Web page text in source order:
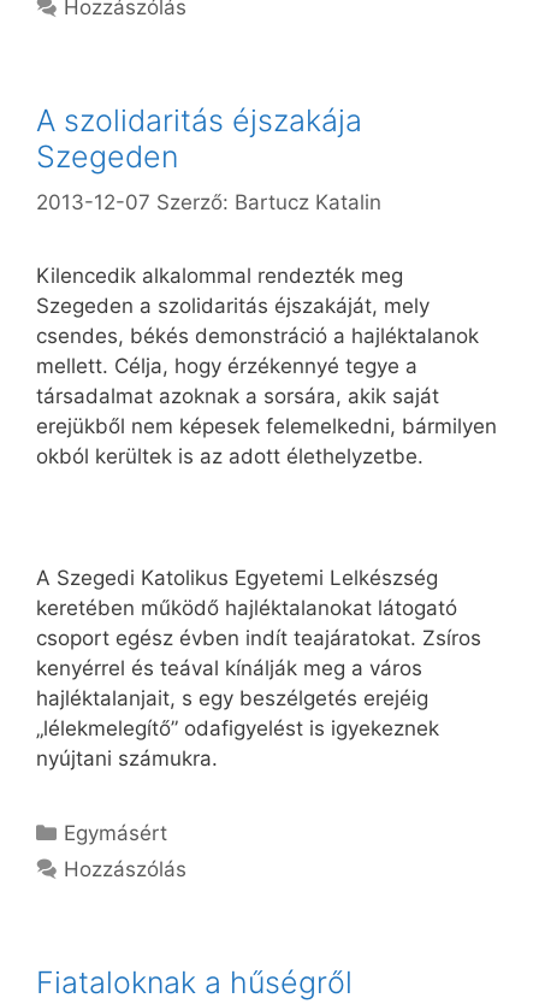
Hozzászólás
A szolidaritás éjszakája
Szegeden
2013-12-07 Szerző: Bartucz Katalin
Kilencedik alkalommal rendezték meg
Szegeden a szolidaritás éjszakáját, mely
csendes, békés demonstráció a hajléktalanok
mellett. Célja, hogy érzékennyé tegye a
társadalmat azoknak a sorsára, akik saját
erejükből nem képesek felemelkedni, bármilyen
okból kerültek is az adott élethelyzetbe.
A Szegedi Katolikus Egyetemi Lelkészség
keretében működő hajléktalanokat látogató
csoport egész évben indít teajáratokat. Zsíros
kenyérrel és teával kínálják meg a város
hajléktalanjait, s egy beszélgetés erejéig
„lélekmelegítő” odafigyelést is igyekeznek
nyújtani számukra.
Kategória
Egymásért
Hozzászólás
Fiataloknak a hűségről